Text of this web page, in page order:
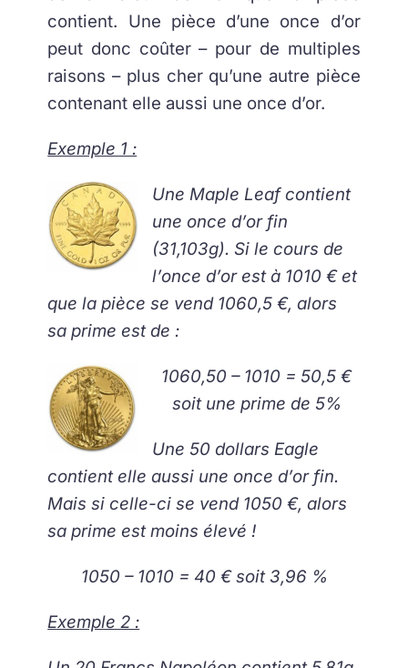
contient. Une pièce d’une once d’or
peut donc coûter – pour de multiples
raisons – plus cher qu’une autre pièce
contenant elle aussi une once d’or.
Exemple 1 :
Une Maple Leaf contient
une once d’or fin
(31,103g). Si le cours de
l’once d’or est à 1010 € et
que la pièce se vend 1060,5 €, alors
sa prime est de :
1060,50 – 1010 = 50,5 €
soit une prime de 5%
Une 50 dollars Eagle
contient elle aussi une once d’or fin.
Mais si celle-ci se vend 1050 €, alors
sa prime est moins élevé !
1050 – 1010 = 40 € soit 3,96 %
Exemple 2 :